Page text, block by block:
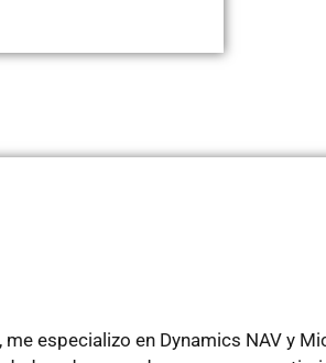
especializo en Dynamics NAV y